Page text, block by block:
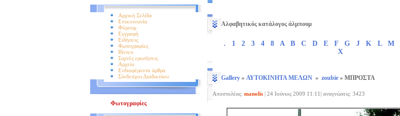
Αρχική Σελίδα
Επικοινωνία
Φόρουμ
Εγγραφή
Ειδήσεις
Φωτογραφίες
Βίντεο
Συχνές ερωτήσεις
Αρχείο
Ενδιαφέροντα άρθρα
Σύνδεσμοι Διαδικτύου
Φωτογραφίες
Αλφαβητικός κατάλογος άλμπουμ
. 1 2 3 4 8 A B C D E F G J K L M
X
Gallery » ΑΥΤΟΚΙΝΗΤΑ ΜΕΛΩΝ » zoubie » ΜΠΡΟΣΤΑ
Αποστολέας: manolis | 24 Ιούνιος 2009 11:11| αναγνώσεις: 3423